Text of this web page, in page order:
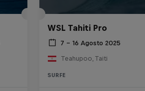
WSL Tahiti Pro
7 – 16 Agosto 2025
Teahupoo, Taiti
SURFE